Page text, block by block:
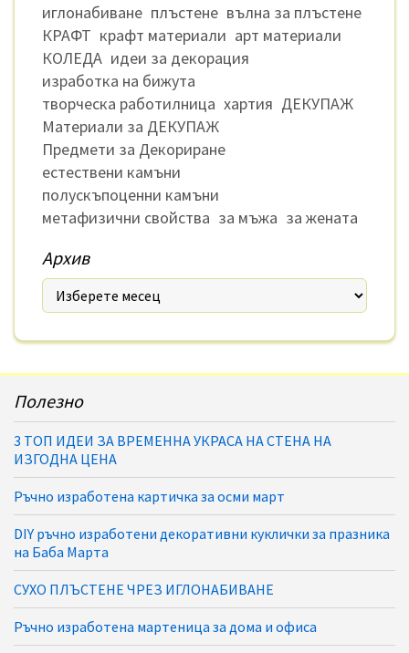
иглонабиване плъстене вълна за плъстене
КРАФТ крафт материали арт материали
КОЛЕДА идеи за декорация
изработка на бижута
творческа работилница хартия ДЕКУПАЖ
Материали за ДЕКУПАЖ
Предмети за Декориране
естествени камъни
полускъпоценни камъни
метафизични свойства за мъжа за жената
Архив
Полезно
3 ТОП ИДЕИ ЗА ВРЕМЕННА УКРАСА НА СТЕНА НА
ИЗГОДНА ЦЕНА
Ръчно изработена картичка за осми март
DIY ръчно изработени декоративни куклички за празника
на Баба Марта
СУХО ПЛЪСТЕНЕ ЧРЕЗ ИГЛОНАБИВАНЕ
Ръчно изработена мартеница за дома и офиса